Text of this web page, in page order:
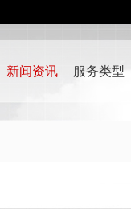
新闻资讯 服务类型